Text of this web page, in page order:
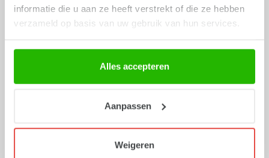
informatie die u aan ze heeft verstrekt of die ze hebben
verzameld op basis van uw gebruik van hun services.
Alles accepteren
Aanpassen
Weigeren